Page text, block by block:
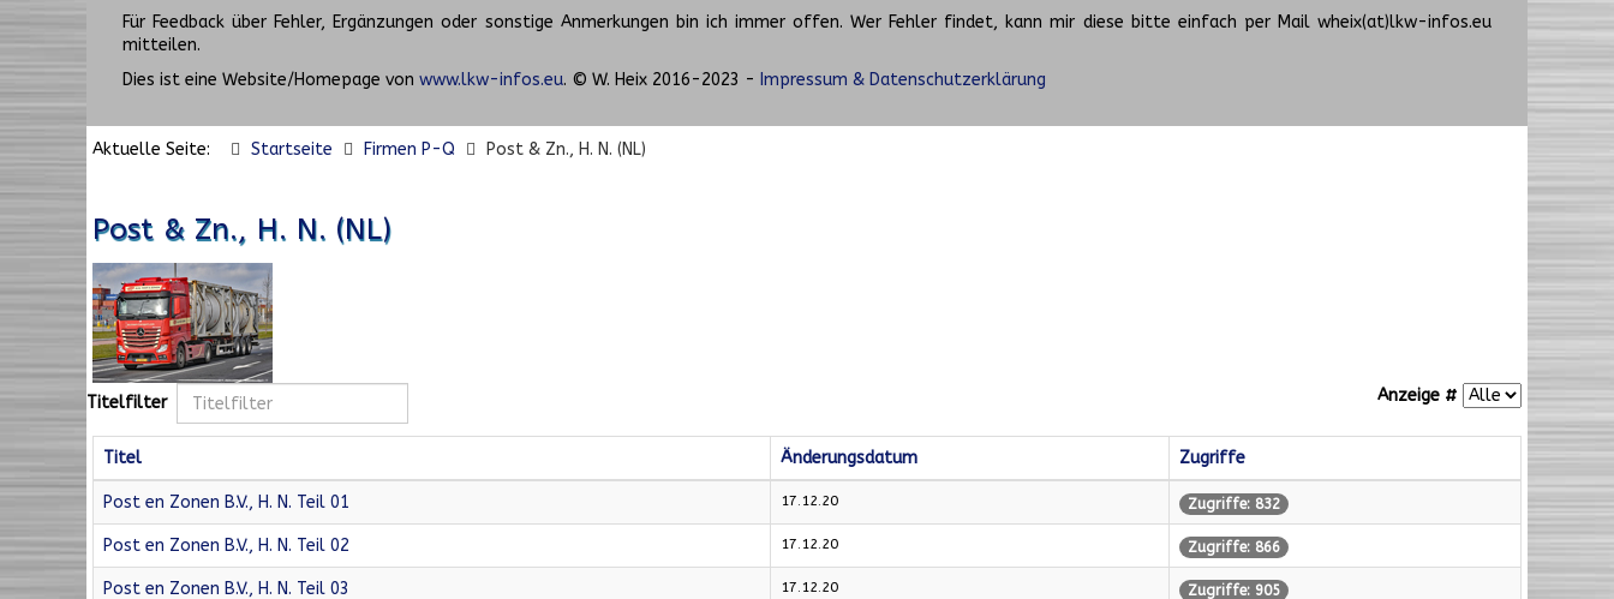
Für Feedback über Fehler, Ergänzungen oder sonstige Anmerkungen bin ich immer offen. Wer Fehler findet, kann mir diese bitte einfach per Mail wheix(at)lkw-infos.eu
mitteilen.
Dies ist eine Website/Homepage von www.lkw-infos.eu. © W. Heix 2016-2023 - Impressum & Datenschutzerklärung
Aktuelle Seite: Startseite Firmen P-Q Post & Zn., H. N. (NL)
Post & Zn., H. N. (NL)
Titelfilter Anzeige #
Titel Änderungsdatum Zugriffe
Post en Zonen B.V., H. N. Teil 01 17.12.20 Zugriffe: 832
Post en Zonen B.V., H. N. Teil 02 17.12.20 Zugriffe: 866
Post en Zonen B.V., H. N. Teil 03 17.12.20 Zugriffe: 905